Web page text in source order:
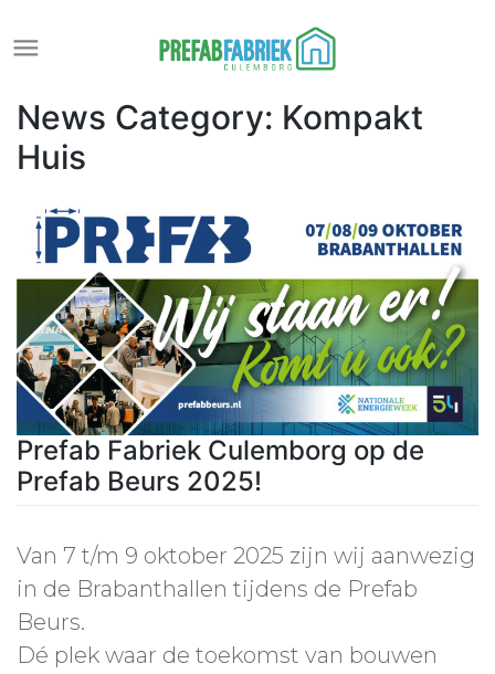
naar
inhoud
News Category: Kompakt
Huis
Prefab Fabriek Culemborg op de
Prefab Beurs 2025!
Van 7 t/m 9 oktober 2025 zijn wij aanwezig
in de Brabanthallen tijdens de Prefab
Beurs.
Dé plek waar de toekomst van bouwen